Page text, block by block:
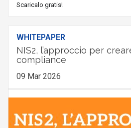
Scaricalo gratis!
WHITEPAPER
NIS2, l’approccio per
compliance
09 Mar 2026